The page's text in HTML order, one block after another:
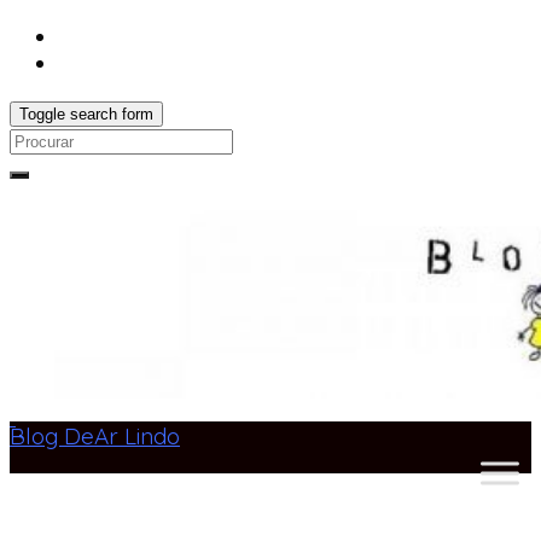
Toggle search form
Search
Blog DeAr Lindo